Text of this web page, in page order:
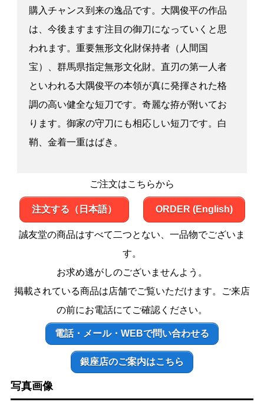
購入チャンス到来の逸品です。大隅俊平の作品
は、今後ますます注目の御刀になっていくと思
われます。重要無形文化財保持者（人間国
宝）、群馬県指定無形文化財。直刃の第一人者
といわれる大隅俊平の本領が真に発揮された格
調の高い健全な短刀です。奇麗な拵が附いてお
ります。御家の守刀にも相応しい短刀です。白
鞘、金着一重はばき。
ご注文はこちらから
注文する（日本語） ORDER (English)
誠友堂の商品はすべて二つとない、一品物でございま
す。
お求め逃がしのございませんよう。
掲載されている商品は店舗でご覧いただけます。ご来店
の前にお電話にてご確認ください。
電話・メール・WEBで問い合わせる
銀座店のご案内はこちら
写真画像